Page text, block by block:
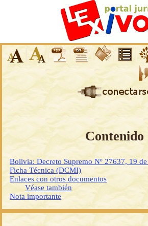
Contenido
Bolivia: Decreto Supremo Nº 27637, 19
Ficha Técnica (DCMI)
Enlaces con otros documentos
Véase también
Nota importante